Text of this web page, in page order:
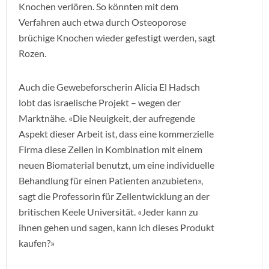
Knochen verlören. So könnten mit dem
Verfahren auch etwa durch Osteoporose
brüchige Knochen wieder gefestigt werden, sagt
Rozen.
Auch die Gewebeforscherin Alicia El Hadsch
lobt das israelische Projekt – wegen der
Marktnähe. «Die Neuigkeit, der aufregende
Aspekt dieser Arbeit ist, dass eine kommerzielle
Firma diese Zellen in Kombination mit einem
neuen Biomaterial benutzt, um eine individuelle
Behandlung für einen Patienten anzubieten»,
sagt die Professorin für Zellentwicklung an der
britischen Keele Universität. «Jeder kann zu
ihnen gehen und sagen, kann ich dieses Produkt
kaufen?»